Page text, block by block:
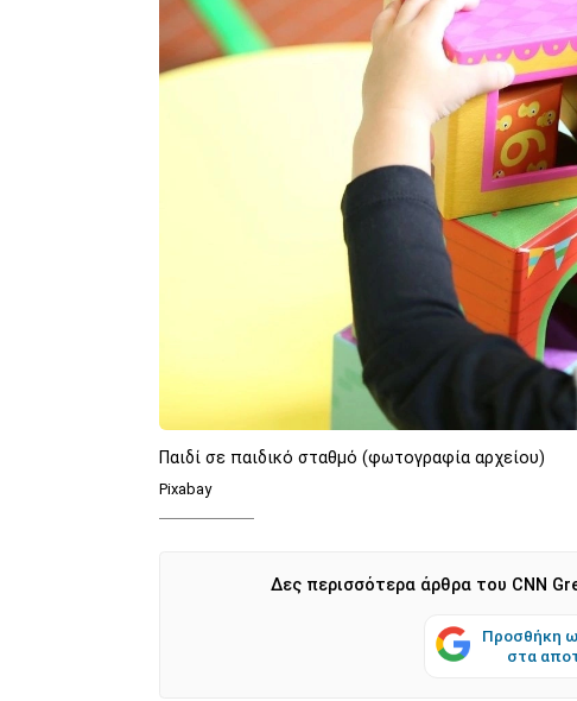
Παιδί σε παιδικό σταθμό (φωτογραφία αρχείου)
Pixabay
Δες περισσότερα άρθρα του CNN
Προσθήκη
στα